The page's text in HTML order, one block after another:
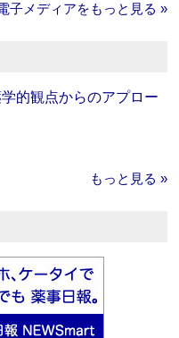
子メディアをもっと見る »
的観点からのアプロー
もっと見る »